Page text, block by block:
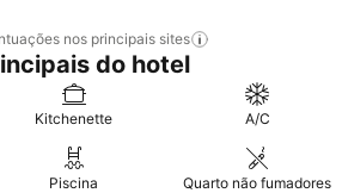
nos principais sites
do hotel
Kitchenette A/C
Piscina Quarto não fumadores